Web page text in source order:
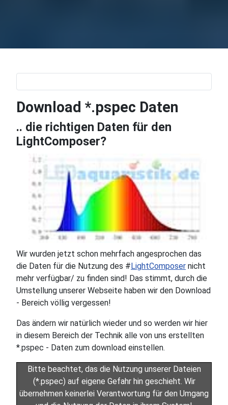
Download *.pspec Daten
.. die richtigen Daten für den
LightComposer?
Wir wurden jetzt schon mehrfach angesprochen das
die Daten für die Nutzung des # LightComposer nicht
mehr verfügbar/ zu finden sind! Das stimmt, durch die
Umstellung unserer Webseite haben wir den Download
- Bereich völlig vergessen!
Das ändern wir natürlich wieder und so werden wir hier
in diesem Bereich der Technik alle von uns erstellten
*.pspec - Daten zum download einstellen.
Bitte beachtet, das die Nutzung unserer Dateien
(*.pspec) auf eigene Gefahr hin geschieht. Wir
übernehmen keinerlei Verantwortung für den Umgang